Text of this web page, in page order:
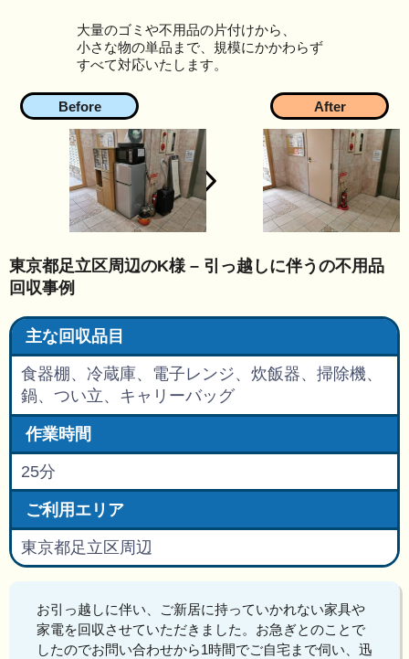
大量のゴミや不用品の片付けから、
小さな物の単品まで、規模にかかわらず
すべて対応いたします。
東京都足立区周辺のK様 – 引っ越しに伴うの不用品
回収事例
お引っ越しに伴い、ご新居に持っていかれない家具や
家電を回収させていただきました。お急ぎとのことで
したのでお問い合わせから1時間でご自宅まで伺い、迅
主な回収品目
食器棚、冷蔵庫、電子レンジ、炊飯器、掃除機、
鍋、つい立、キャリーバッグ
作業時間
25分
ご利用エリア
東京都足立区周辺